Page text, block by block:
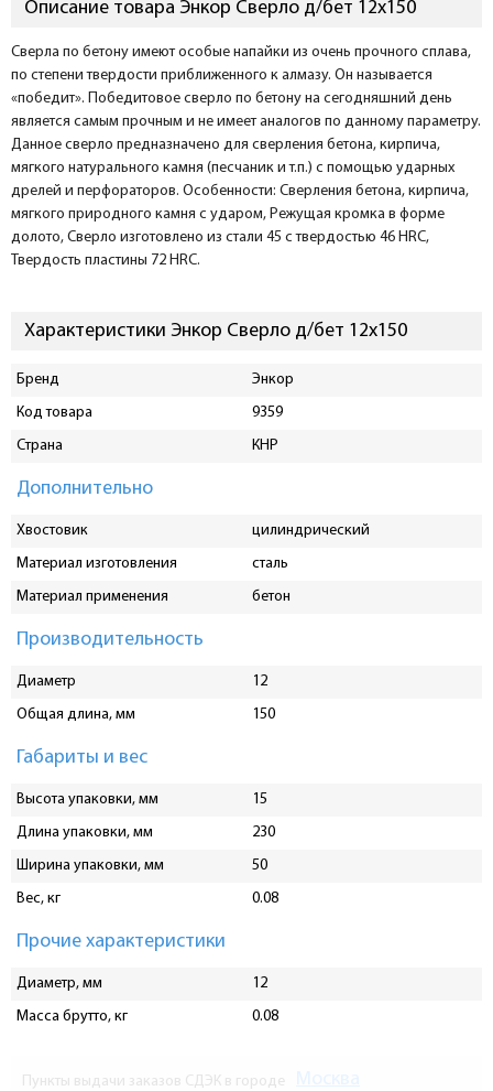
Описание товара Энкор Сверло д/бет 12х150
Сверла по бетону имеют особые напайки из очень прочного сплава,
по степени твердости приближенного к алмазу. Он называется
«победит». Победитовое сверло по бетону на сегодняшний день
является самым прочным и не имеет аналогов по данному параметру.
Данное сверло предназначено для сверления бетона, кирпича,
мягкого натурального камня (песчаник и т.п.) с помощью ударных
дрелей и перфораторов. Особенности: Сверления бетона, кирпича,
мягкого природного камня с ударом, Режущая кромка в форме
долото, Сверло изготовлено из стали 45 с твердостью 46 HRC,
Твердость пластины 72 HRC.
Характеристики Энкор Сверло д/бет 12х150
Бренд
Энкор
Код товара
9359
Страна
КНР
Дополнительно
Хвостовик
цилиндрический
Материал изготовления
сталь
Материал применения
бетон
Производительность
Диаметр
12
Общая длина, мм
150
Габариты и вес
Высота упаковки, мм
15
Длина упаковки, мм
230
Ширина упаковки, мм
50
Вес, кг
0.08
Прочие характеристики
Диаметр, мм
12
Масса брутто, кг
0.08
Пункты выдачи заказов СДЭК в городе